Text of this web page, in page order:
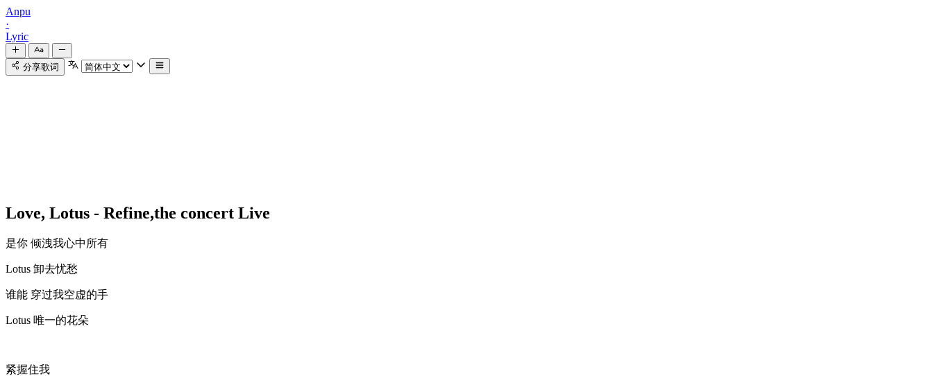
Anpu
·
Lyric
分享歌词
Love, Lotus - Refine,the concert Live
是你 倾洩我心中所有
Lotus 卸去忧愁
谁能 穿过我空虚的手
Lotus 唯一的花朵
紧握住我